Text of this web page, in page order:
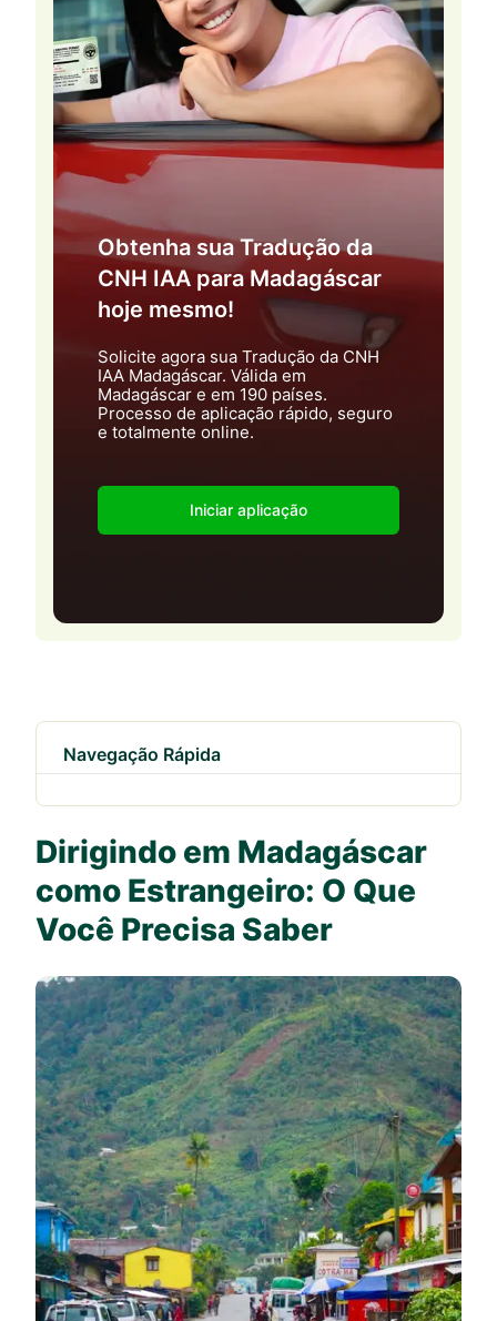
Obtenha sua Tradução da
CNH IAA para Madagáscar
hoje mesmo!
Solicite agora sua Tradução da CNH
IAA Madagáscar. Válida em
Madagáscar e em 190 países.
Processo de aplicação rápido, seguro
e totalmente online.
Iniciar aplicação
Navegação Rápida
Dirigindo em Madagáscar
como Estrangeiro: O Que
Você Precisa Saber